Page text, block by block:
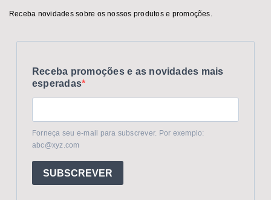
Receba novidades sobre os nossos produtos e promoções.
Receba promoções e as novidades mais
esperadas
Forneça seu e-mail para subscrever. Por exemplo:
abc@xyz.com
SUBSCREVER